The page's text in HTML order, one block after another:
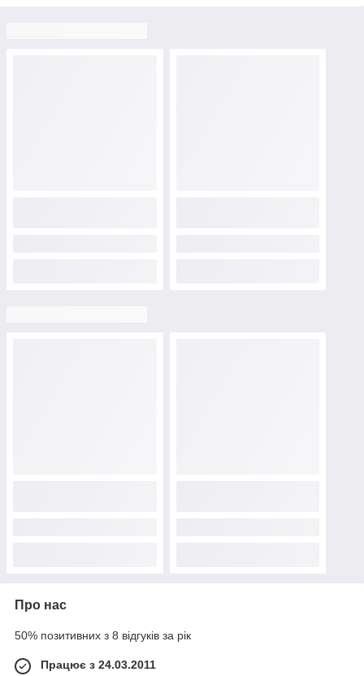
Про нас
50% позитивних з 8 відгуків за рік
Працює з 24.03.2011